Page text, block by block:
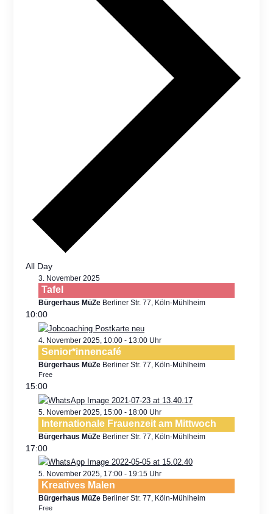
All Day
3. November 2025
Tafel
Bürgerhaus MüZe Berliner Str. 77, Köln-Mühlheim
10:00
4. November 2025, 10:00- 13:00
Senior*innencafé
Bürgerhaus MüZe Berliner Str. 77, Köln-Mühlheim
Free
15:00
5. November 2025, 15:00- 18:00
Internationale Frauenzeit am Mittwoch
Bürgerhaus MüZe Berliner Str. 77, Köln-Mühlheim
17:00
5. November 2025, 17:00- 19:15
Kreatives Malen
Bürgerhaus MüZe Berliner Str. 77, Köln-Mühlheim
Free